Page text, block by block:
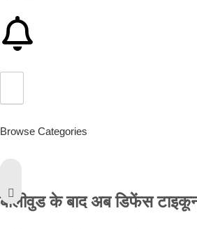
Browse Categories
बॉलीवुड के बाद अब डिफेंस टाइकून